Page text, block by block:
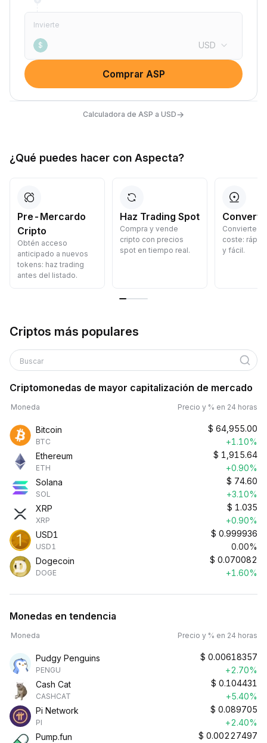
Invierte
$ USD
Comprar ASP
Calculadora de ASP a USD→
¿Qué puedes hacer con Aspecta?
Pre-Mercardo
Cripto
Obtén acceso
anticipado a nuevos
tokens: haz trading
antes del listado.
Haz Trading Spot
Compra y vende
cripto con precios
spot en tiempo real.
Convertir
Convierte
coste:
y fácil.
Criptos más populares
Buscar
Criptomonedas de mayor capitalización de mercado
Moneda Precio y % en 24 horas
Bitcoin
BTC
$ 64,955.00
+1.10%
Ethereum
ETH
$ 1,915.64
+0.90%
Solana
SOL
$ 74.60
+3.10%
XRP
XRP
$ 1.035
+0.90%
USD1
USD1
$ 0.999936
0.00%
Dogecoin
DOGE
$ 0.070082
+1.60%
Monedas en tendencia
Moneda Precio y % en 24 horas
Pudgy Penguins
PENGU
$ 0.00618357
+2.70%
Cash Cat
CASHCAT
$ 0.104431
+5.40%
Pi Network
PI
$ 0.089705
+2.40%
Pump.fun
$ 0.00227497